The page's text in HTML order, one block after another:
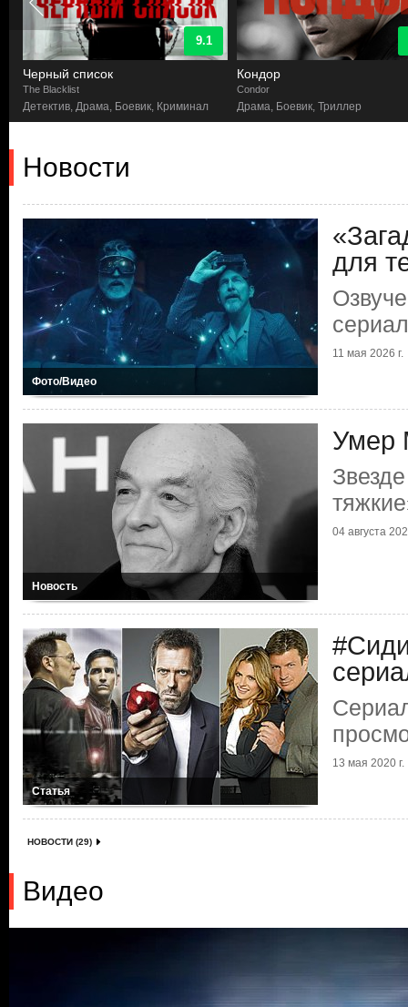
9.1
Черный список
The Blacklist
Детектив, Драма, Боевик, Криминал
Кондор
Condor
Драма, Боевик, Триллер
Новости
Фото/Видео
для
11 мая 2026 г.
Новость
Умер
04 августа
Статья
13 мая 2020 г.
НОВОСТИ (29)
Видео